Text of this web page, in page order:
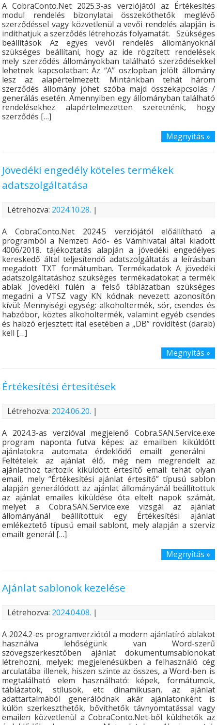
A CobraConto.Net 2025.3-as verziójától az Értékesítés
modul rendelés bizonylatai összeköthetők meglévő
szerződéssel vagy közvetlenül a vevői rendelés alapján is
indíthatjuk a szerződés létrehozás folyamatát. Szükséges
beállítások Az egyes vevői rendelés állományoknál
szükséges beállítani, hogy az ide rögzített rendelések
mely szerződés állományokban található szerződésekkel
lehetnek kapcsolatban: Az “A” oszlopban jelölt állomány
lesz az alapértelmezett. Mintánkban tehát három
szerződés állomány jöhet szóba majd összekapcsolás /
generálás esetén. Amennyiben egy állományban található
rendelésekhez alapértelmezetten szeretnénk, hogy
szerződés […]
Megnyitás »
Jövedéki engedély köteles termékek
adatszolgáltatása
Létrehozva: 2024.10.28. |
A CobraConto.Net 2024.5 verziójától előállítható a
programból a Nemzeti Adó- és Vámhivatal által kiadott
4006/2018. tájékoztatás alapján a jövedéki engedélyes
kereskedő által teljesítendő adatszolgáltatás a leírásban
megadott TXT formátumban. Termékadatok A jövedéki
adatszolgáltatáshoz szükséges termékadatokat a termék
ablak Jövedéki fülén a felső táblázatban szükséges
megadni a VTSZ vagy KN kódnak nevezett azonosítón
kívül: Mennyiségi egység: alkoholtermék, sör, csendes és
habzóbor, köztes alkoholtermék, valamint egyéb csendes
és habzó erjesztett ital esetében a „DB” rövidítést (darab)
kell […]
Megnyitás »
Értékesítési értesítések
Létrehozva: 2024.06.20. |
A 2024.3-as verzióval megjelenő Cobra.SAN.Service.exe
program naponta futva képes: az emailben kiküldött
ajánlatokra automata érdeklődő emailt generálni
Feltételek: az ajánlat élő, még nem megrendelt az
ajánlathoz tartozik kiküldött értesítő email: tehát olyan
email, mely “Értékesítési ajánlat értesítő” típusú sablon
alapján generálódott az ajánlat állományánál beállítottuk
az ajánlat emailes kiküldése óta eltelt napok számát,
melyet a Cobra.SAN.Service.exe vizsgál az ajánlat
állományánál beállítottuk egy Értékesítési ajánlat
emlékeztető típusú email sablont, mely alapján a szerviz
emailt generál […]
Megnyitás »
Ajánlat sablonok kezelése
Létrehozva: 2024.04.08. |
A 2024.2-es programverziótól a modern ajánlatíró ablakot
használva lehőségünk van Word-szerű
szövegszerkesztőben ajánlat dokumentumsablonokat
létrehozni, melyek: megjelenésükben a felhasználó cég
arculatába illenek, hiszen szinte az összes, a Word-ben is
megtalálható elem használható: képek, formátumok,
táblázatok, stílusok, etc dinamikusan, az ajánlat
adattartalmából generálódnak akár ajánlatonként is
külön szerkeszthetők, bővíthetők távnyomtatással vagy
emailen közvetlenül a CobraConto.Net-ből küldhetők az